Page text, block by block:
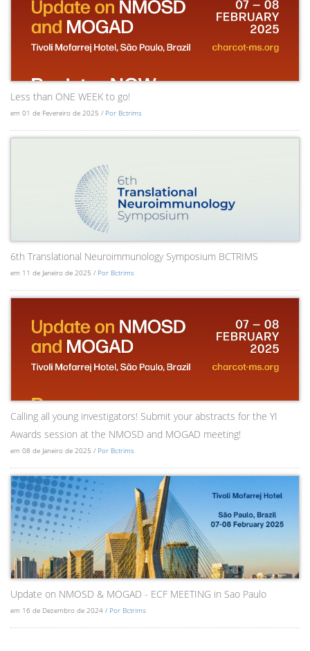
Less than ONE WEEK to go!
em 01 de Fevereiro de 2025 / Por Bctrims
6th Translational Neuroimmunology Symposium BCTRIMS
em 11 de Janeiro de 2025 / Por Bctrims
Calling all young investigators! Submit your abstracts for the YI
Awards session at the NMOSD and MOGAD meeting!
em 08 de Janeiro de 2025 / Por Bctrims
Update on NMOSD & MOGAD - ECF MEETING in Sao Paulo
em 16 de Dezembro de 2024 / Por Bctrims